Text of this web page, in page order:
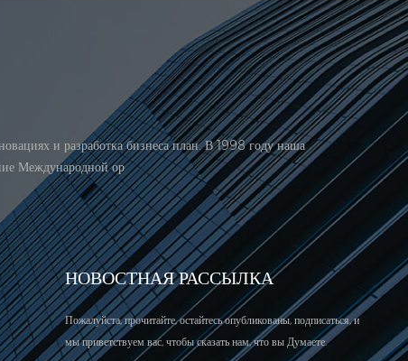
и разработка бизнеса план. В 1998 году наша
Международной ор
НОВОСТНАЯ РАССЫЛКА
Пожалуйста, прочитайте, остайтесь опубликованы, подписаться, и
мы приветствуем вас, чтобы сказать нам, что вы Думаете.